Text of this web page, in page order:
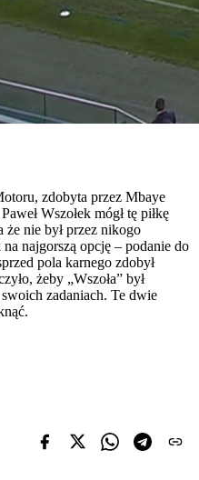
zdobyta przez Mbaye
Wszołek mógł tę piłkę
że nie był przez nikogo
najgorszą opcję – podanie do
pola karnego zdobył
żeby „Wszoła” był
zadaniach. Te dwie